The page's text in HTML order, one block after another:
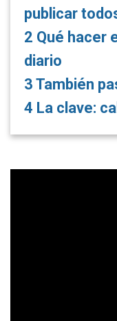
publicar
2 Qué hacer
diario
3 También
4 La clave: